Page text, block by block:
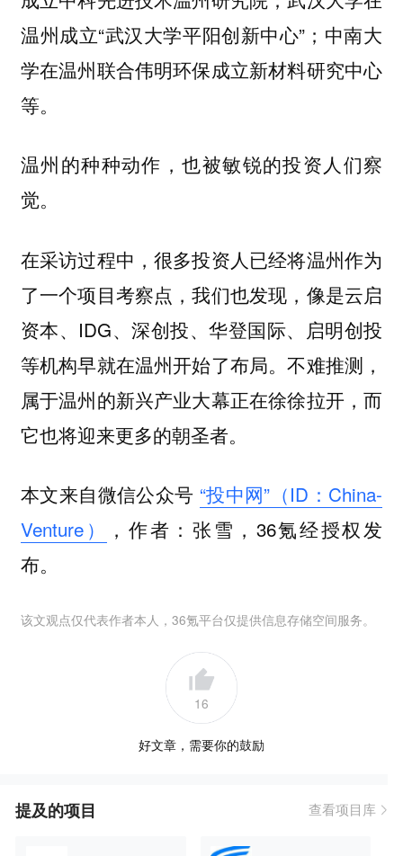
温州成立“武汉大学平阳创新中心”；中南大
学在温州联合伟明环保成立新材料研究中心
等。
温州的种种动作，也被敏锐的投资人们察
觉。
在采访过程中，很多投资人已经将温州作为
了一个项目考察点，我们也发现，像是云启
资本、IDG、深创投、华登国际、启明创投
等机构早就在温州开始了布局。不难推测，
属于温州的新兴产业大幕正在徐徐拉开，而
它也将迎来更多的朝圣者。
本文来自微信公众号 “投中网”（ID：China-
Venture）
，作者：张雪，36氪经授权发
布。
该文观点仅代表作者本人，36氪平台仅提供信息存储空间服务。
16
好文章，需要你的鼓励
提及的项目 查看项目库